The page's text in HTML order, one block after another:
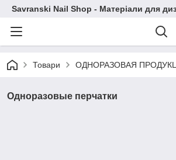
Savranski Nail Shop - Матеріали для
Товари ОДНОРАЗОВАЯ
Одноразовые перчатки